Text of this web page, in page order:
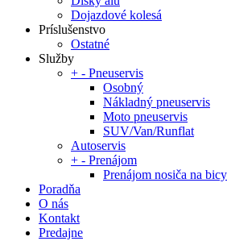
Dojazdové kolesá
Príslušenstvo
Ostatné
Služby
+ - Pneuservis
Osobný
Nákladný pneuservis
Moto pneuservis
SUV/Van/Runflat
Autoservis
+ - Prenájom
Prenájom nosiča na
Poradňa
O nás
Kontakt
Predajne